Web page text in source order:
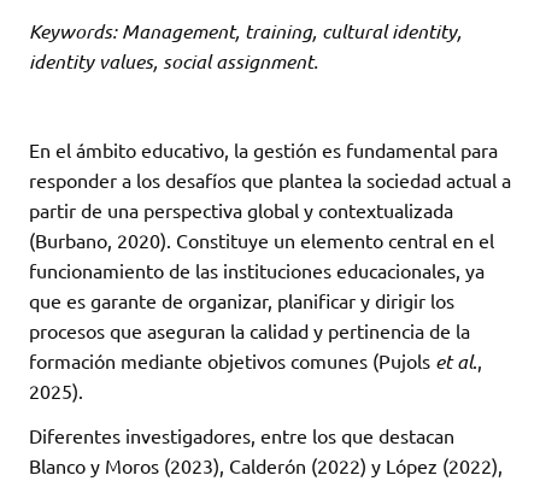
Keywords: Management, training, cultural identity,
identity values, social assignment.
En el ámbito educativo, la gestión es fundamental para
responder a los desafíos que plantea la sociedad actual a
partir de una perspectiva global y contextualizada
(Burbano, 2020). Constituye un elemento central en el
funcionamiento de las instituciones educacionales, ya
que es garante de organizar, planificar y dirigir los
procesos que aseguran la calidad y pertinencia de la
formación mediante objetivos comunes (Pujols et al.,
2025).
Diferentes investigadores, entre los que destacan
Blanco y Moros (2023), Calderón (2022) y López (2022),